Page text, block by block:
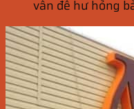
vấn đề hư hỏng